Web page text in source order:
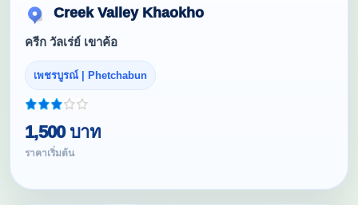
Creek Valley Khaokho
ครีก วัลเร่ย์ เขาค้อ
เพชรบูรณ์ | Phetchabun
1,500 บาท
ราคาเริ่มต้น